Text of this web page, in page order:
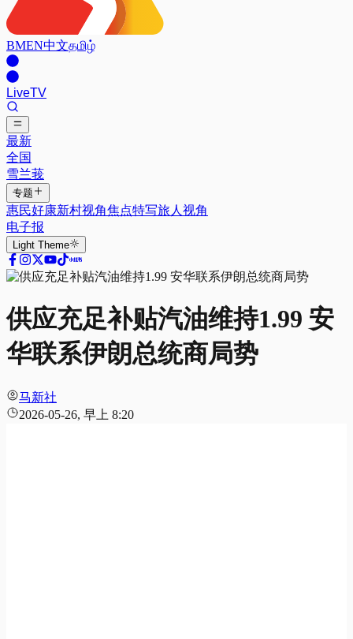
BMEN中文தமிழ்
LiveTV
最新
全国
雪兰莪
专题
惠民好康新村视角焦点特写旅人视角
电子报
Light Theme
供应充足补贴汽油维持1.99 安
华联系伊朗总统商局势
马新社
2026-05-26, 早上 8:20